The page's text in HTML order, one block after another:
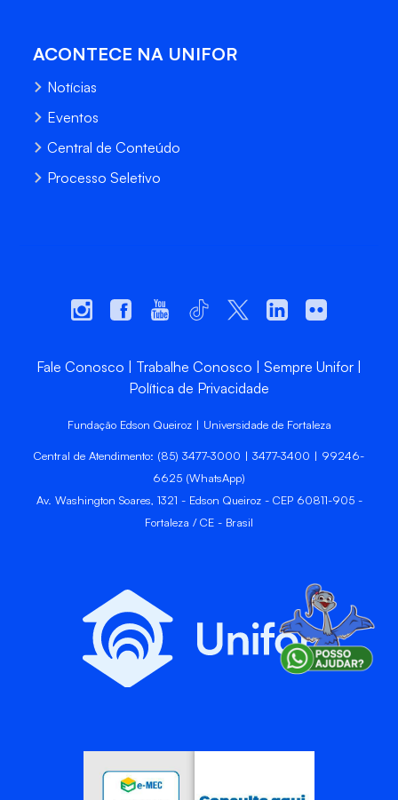
ACONTECE NA UNIFOR
Notícias
Eventos
Central de Conteúdo
Processo Seletivo
Fale Conosco Trabalhe Conosco
Sempre Unifor
Política de Privacidade
Fundação Edson Queiroz | Universidade de Fortaleza
Central de Atendimento: (85) 3477-3000 | 3477-3400 | 99246-
6625 (WhatsApp)
Av. Washington Soares, 1321 - Edson Queiroz - CEP 60811-905 -
Fortaleza / CE - Brasil